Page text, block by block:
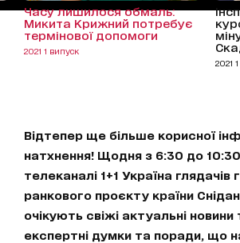
Часу лишилося обмаль:
Микита Крижний потребує
термінової допомоги
2021 1 випуск
2021
Відтепер ще більше корисної
натхнення! Щодня з 6:30 до
телеканалі 1+1 Україна глядачів
ранкового проєкту країни
очікують свіжі актуальні новини
експертні думки та поради, що